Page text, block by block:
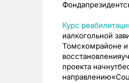
Курс
иалкогольной
Томскомрайоне
проекта